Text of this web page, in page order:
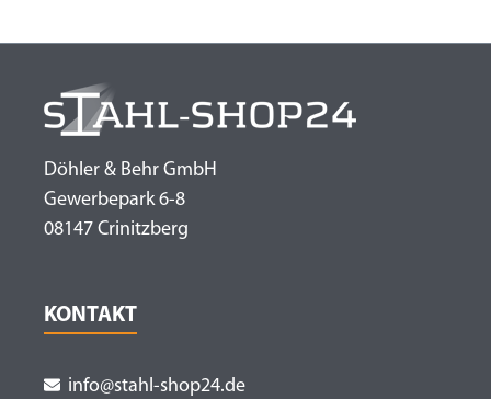
Döhler & Behr GmbH
Gewerbepark 6-8
08147 Crinitzberg
KONTAKT
info@stahl-shop24.de